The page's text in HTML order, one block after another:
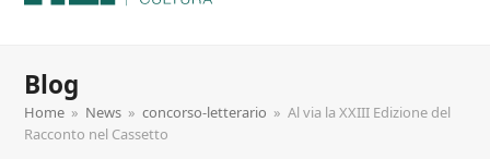
Blog
Home » News » concorso-letterario » Al via la XXIII Edizione del
Racconto nel Cassetto